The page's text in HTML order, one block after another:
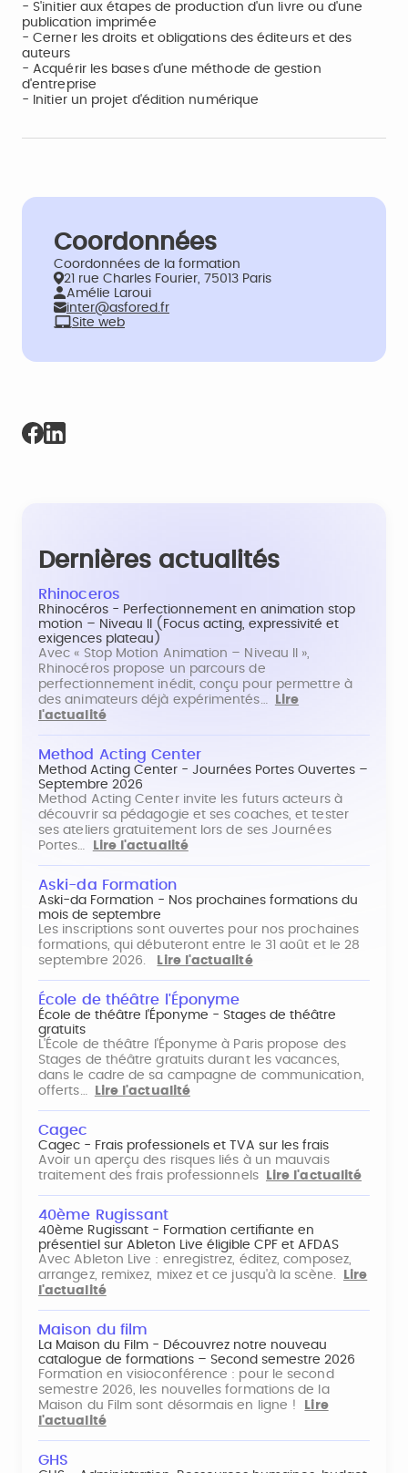
- S'initier aux étapes de production d'un livre ou d'une
publication imprimée
- Cerner les droits et obligations des éditeurs et des
auteurs
- Acquérir les bases d'une méthode de gestion
d'entreprise
- Initier un projet d'édition numérique
Coordonnées
Coordonnées de la formation
21 rue Charles Fourier, 75013 Paris
Amélie Laroui
inter@asfored.fr
Site web
Dernières actualités
Rhinoceros
Rhinocéros - Perfectionnement en animation stop
motion – Niveau II (Focus acting, expressivité et
exigences plateau)
Avec « Stop Motion Animation – Niveau II »,
Rhinocéros propose un parcours de
perfectionnement inédit, conçu pour permettre à
des animateurs déjà expérimentés…
Lire
l'actualité
Method Acting Center
Method Acting Center - Journées Portes Ouvertes –
Septembre 2026
Method Acting Center invite les futurs acteurs à
découvrir sa pédagogie et ses coaches, et tester
ses ateliers gratuitement lors de ses Journées
Portes…
Lire l'actualité
Aski-da Formation
Aski-da Formation - Nos prochaines formations du
mois de septembre
Les inscriptions sont ouvertes pour nos prochaines
formations, qui débuteront entre le 31 août et le 28
septembre 2026.
Lire l'actualité
École de théâtre l'Éponyme
École de théâtre l'Éponyme - Stages de théâtre
gratuits
L'École de théâtre l'Éponyme à Paris propose des
Stages de théâtre gratuits durant les vacances,
dans le cadre de sa campagne de communication,
offerts…
Lire l'actualité
Cagec
Cagec - Frais professionels et TVA sur les frais
Avoir un aperçu des risques liés à un mauvais
traitement des frais professionnels
Lire l'actualité
40ème Rugissant
40ème Rugissant - Formation certifiante en
présentiel sur Ableton Live éligible CPF et AFDAS
Avec Ableton Live : enregistrez, éditez, composez,
arrangez, remixez, mixez et ce jusqu'à la scène.
Lire
l'actualité
Maison du film
La Maison du Film - Découvrez notre nouveau
catalogue de formations – Second semestre 2026
Formation en visioconférence : pour le second
semestre 2026, les nouvelles formations de la
Maison du Film sont désormais en ligne !
Lire
l'actualité
GHS